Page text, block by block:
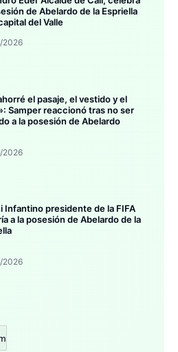
de Abelardo de la Espriella
del Valle
el pasaje, el vestido y el
Samper reaccionó tras no ser
a la posesión de Abelardo
Infantino presidente de la FIFA
a la posesión de Abelardo de la